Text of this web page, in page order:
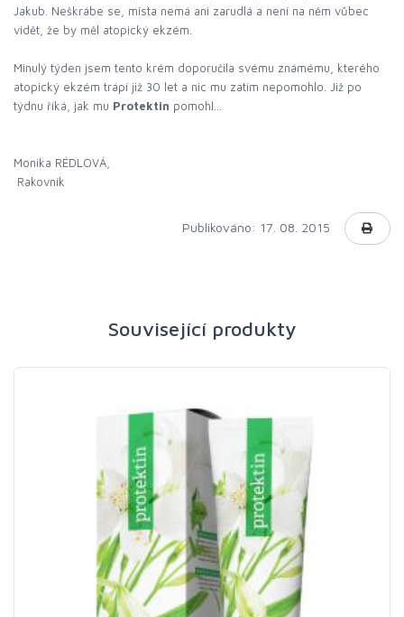
Jakub. Neškrábe se, místa nemá ani zarudlá a není na něm vůbec
vidět, že by měl atopický ekzém.
Minulý týden jsem tento krém doporučila svému známému, kterého
atopický ekzém trápí již 30 let a nic mu zatím nepomohlo. Již po
týdnu říká, jak mu Protektin pomohl…
Monika RÉDLOVÁ,
Rakovník
Publikováno: 17. 08. 2015
Související produkty